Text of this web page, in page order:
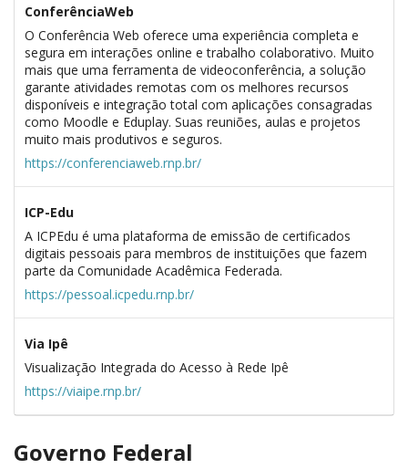
ConferênciaWeb
O Conferência Web oferece uma experiência completa e
segura em interações online e trabalho colaborativo. Muito
mais que uma ferramenta de videoconferência, a solução
garante atividades remotas com os melhores recursos
disponíveis e integração total com aplicações consagradas
como Moodle e Eduplay. Suas reuniões, aulas e projetos
muito mais produtivos e seguros.
https://conferenciaweb.rnp.br/
ICP-Edu
A ICPEdu é uma plataforma de emissão de certificados
digitais pessoais para membros de instituições que fazem
parte da Comunidade Acadêmica Federada.
https://pessoal.icpedu.rnp.br/
Via Ipê
Visualização Integrada do Acesso à Rede Ipê
https://viaipe.rnp.br/
Governo Federal